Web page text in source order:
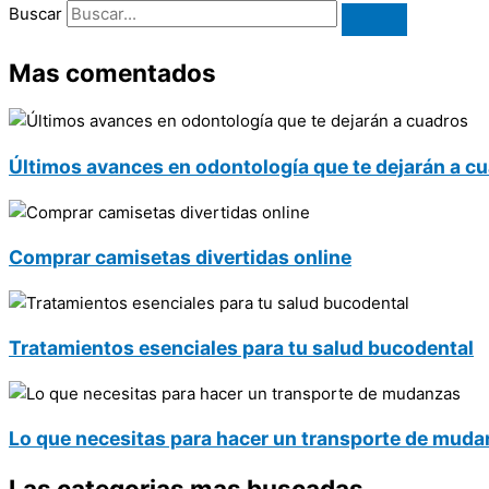
Buscar
Mas comentados
Últimos avances en odontología que te dejarán a
Comprar camisetas divertidas online
Tratamientos esenciales para tu salud bucodental
Lo que necesitas para hacer un transporte de